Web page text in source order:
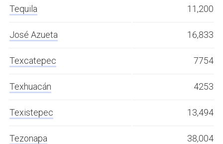
Tequila 11,200
José Azueta 16,833
Texcatepec 7754
Texhuacán 4253
Texistepec 13,494
Tezonapa 38,004